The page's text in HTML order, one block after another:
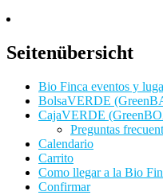
Seitenübersicht
Bio Finca eventos y
BolsaVERDE
CajaVERDE
Preguntas
Calendario
Carrito
Como llegar a la Bio
Confirmar